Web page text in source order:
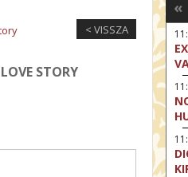
< VISSZA
STORY
«